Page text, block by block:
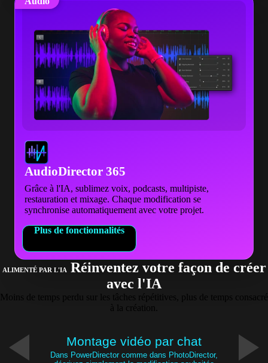
AudioDirector 365
Grâce à l'IA, sublimez voix, podcasts, multipiste,
restauration et mixage. Chaque modification se
synchronise automatiquement avec votre projet.
Plus de fonctionnalités
ALIMENTÉ PAR L'IA Réinventez votre façon de créer
avec l'IA
Moins de temps perdu sur les tâches répétitives, plus de temps consacré
à la création.
Montage vidéo par chat
Dans PowerDirector comme dans PhotoDirector,